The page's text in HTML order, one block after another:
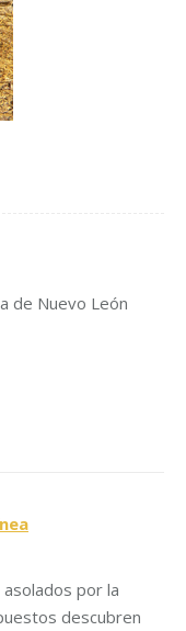
de Nuevo León
por la
descubren